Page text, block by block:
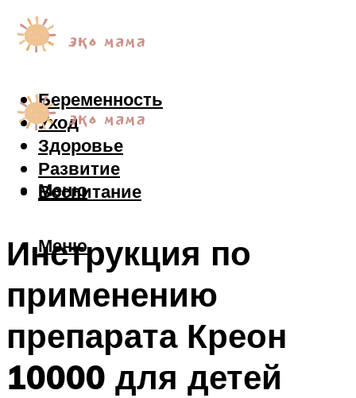
Беременность
Уход
Здоровье
Развитие
Воспитание
Меню
Меню
Инструкция по
применению
препарата Креон
10000 для детей